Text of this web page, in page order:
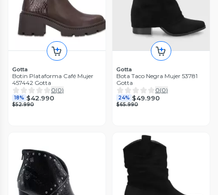
Gotta
Botin Plataforma Café Mujer
457442 Gotta
0(0)
18% $42.990
$52.990
Gotta
Bota Taco Negra Mujer 53781
Gotta
0(0)
24% $49.990
$65.990